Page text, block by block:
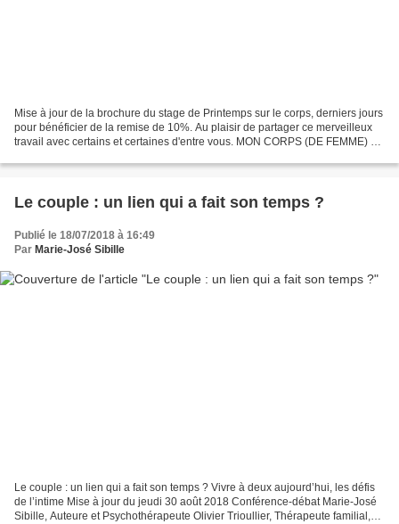
Mise à jour de la brochure du stage de Printemps sur le corps, derniers jours
pour bénéficier de la remise de 10%. Au plaisir de partager ce merveilleux
travail avec certains et certaines d'entre vous. MON CORPS (DE FEMME) ET
Le couple : un lien qui a fait son temps ?
Publié le 18/07/2018 à 16:49
Par Marie-José Sibille
Le couple : un lien qui a fait son temps ? Vivre à deux aujourd’hui, les défis
de l’intime Mise à jour du jeudi 30 août 2018 Conférence-débat Marie-José
Sibille, Auteure et Psychothérapeute Olivier Trioullier, Thérapeute familial,